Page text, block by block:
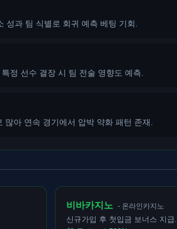
성과 팀 식별로 회귀 예측 베팅 기회.
정 선수 결장 시 팀 전술 영향도 예측.
많아 연속 경기에서 압박 약화 패턴 존재.
비바카지노 - 온라인카지노
신규가입 후 첫입금 보너스 지급.